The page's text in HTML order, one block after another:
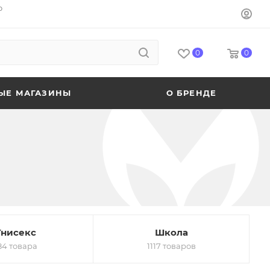
0 0
МАГАЗИНЫ О БРЕНДЕ
товара
Школа
1117 товаров